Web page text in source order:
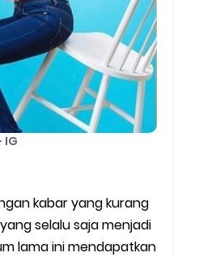
IG
kabar yang kurang
selalu saja menjadi
lama ini mendapatkan